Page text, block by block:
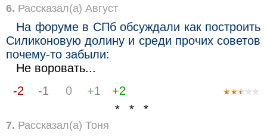
6. Рассказал(а) Август
На форуме в СПб обсуждали как построить
Силиконовую долину и среди прочих советов
почему-то забыли:
Не воровать...
-2
-1 0 +1
+2
* * *
7. Рассказал(а) Тоня